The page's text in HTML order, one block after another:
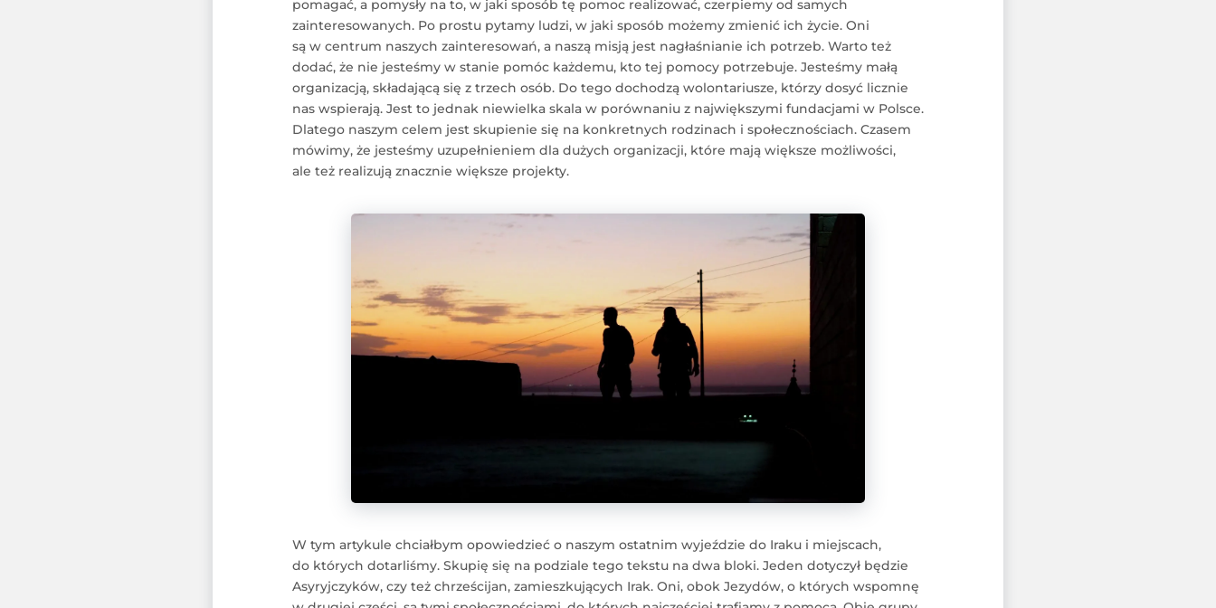
pomagać, a pomysły na to, w jaki sposób tę pomoc realizować, czerpiemy od samych
zainteresowanych. Po prostu pytamy ludzi, w jaki sposób możemy zmienić ich życie. Oni
są w centrum naszych zainteresowań, a naszą misją jest nagłaśnianie ich potrzeb. Warto też
dodać, że nie jesteśmy w stanie pomóc każdemu, kto tej pomocy potrzebuje. Jesteśmy małą
organizacją, składającą się z trzech osób. Do tego dochodzą wolontariusze, którzy dosyć licznie
nas wspierają. Jest to jednak niewielka skala w porównaniu z największymi fundacjami w Polsce.
Dlatego naszym celem jest skupienie się na konkretnych rodzinach i społecznościach. Czasem
mówimy, że jesteśmy uzupełnieniem dla dużych organizacji, które mają większe możliwości,
ale też realizują znacznie większe projekty.
W tym artykule chciałbym opowiedzieć o naszym ostatnim wyjeździe do Iraku i miejscach,
do których dotarliśmy. Skupię się na podziale tego tekstu na dwa bloki. Jeden dotyczył będzie
Asyryjczyków, czy też chrześcijan, zamieszkujących Irak. Oni, obok Jezydów, o których wspomnę